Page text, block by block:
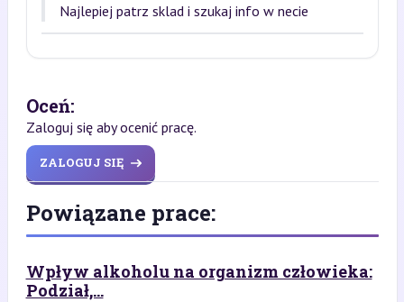
Najlepiej patrz sklad i szukaj info w necie
Oceń:
Zaloguj się aby ocenić pracę.
ZALOGUJ SIĘ
Powiązane prace:
Wpływ alkoholu na organizm człowieka:
Podział,...